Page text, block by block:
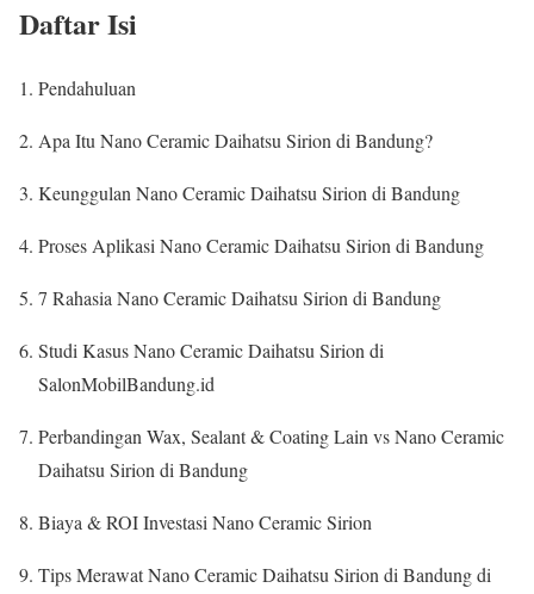
Daftar Isi
Pendahuluan
Apa Itu Nano Ceramic Daihatsu Sirion di Bandung?
Keunggulan Nano Ceramic Daihatsu Sirion di Bandung
Proses Aplikasi Nano Ceramic Daihatsu Sirion di Bandung
7 Rahasia Nano Ceramic Daihatsu Sirion di Bandung
Studi Kasus Nano Ceramic Daihatsu Sirion di
SalonMobilBandung.id
Perbandingan Wax, Sealant & Coating Lain vs Nano Ceramic
Daihatsu Sirion di Bandung
Biaya & ROI Investasi Nano Ceramic Sirion
Tips Merawat Nano Ceramic Daihatsu Sirion di Bandung di